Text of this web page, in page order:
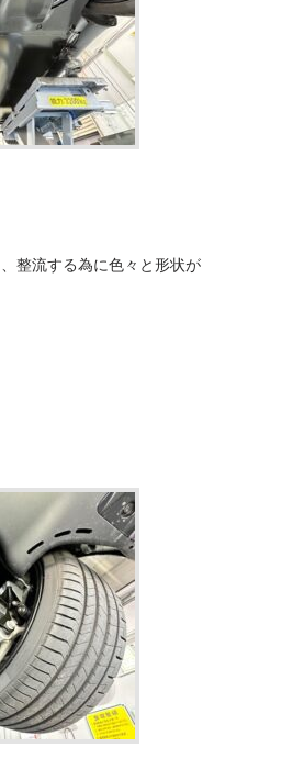
整流する為に色々と形状が